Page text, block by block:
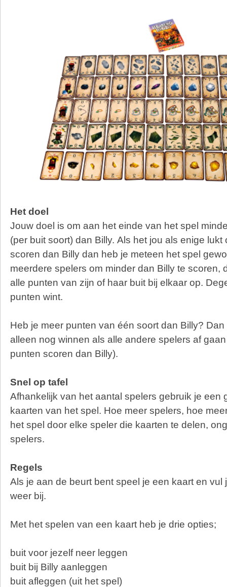
Het doel
Jouw doel is om aan het einde van het spel
(per buit soort) dan Billy. Als het jou als enige lukt
scoren dan Billy dan heb je meteen het spel
meerdere spelers om minder dan Billy te scoren,
alle punten van zijn of haar buit bij elkaar op.
punten wint.
Heb je meer punten van één soort dan Billy?
alleen nog winnen als alle andere spelers af
punten scoren dan Billy).
Snel op tafel
Afhankelijk van het aantal spelers gebruik je een
kaarten van het spel. Hoe meer spelers, hoe
het spel door elke speler die kaarten te delen,
spelers.
Regels
Als je aan de beurt bent speel je een kaart en vul
weer bij.
Met het spelen van een kaart heb je drie opties;
buit voor jezelf neer leggen
buit bij Billy aanleggen
buit afleggen (uit het spel)